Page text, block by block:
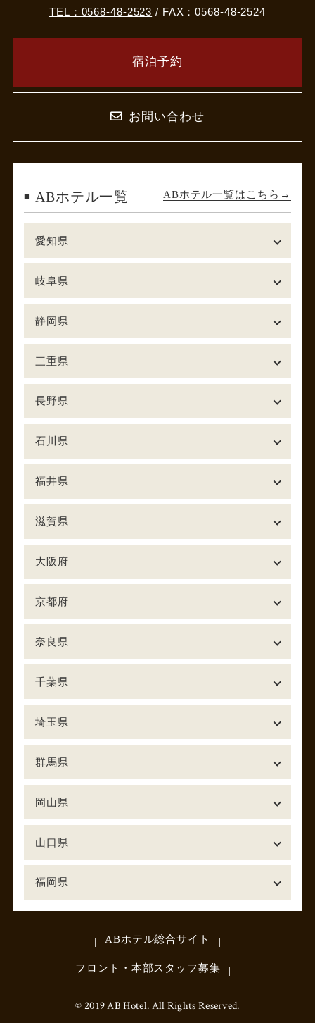
TEL：0568-48-2523 / FAX：0568-48-2524
宿泊予約
お問い合わせ
ABホテル一覧 ABホテル一覧はこちら
愛知県
岐阜県
静岡県
三重県
長野県
石川県
福井県
滋賀県
大阪府
京都府
奈良県
千葉県
埼玉県
群馬県
岡山県
山口県
福岡県
ABホテル総合サイト
フロント・本部スタッフ募集
© 2019 AB Hotel. All Rights Reserved.